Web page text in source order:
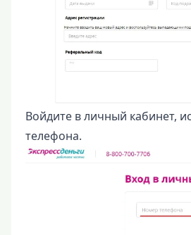
Войдите в личный кабинет,
телефона.